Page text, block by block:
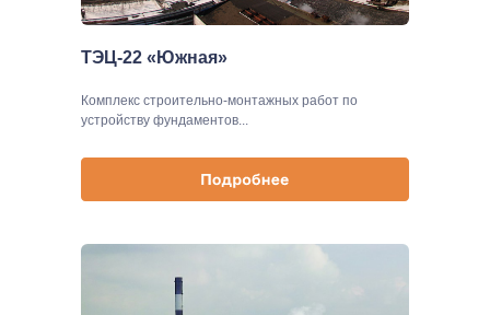
ТЭЦ-22 «Южная»
Комплекс строительно-монтажных работ по
устройству фундаментов...